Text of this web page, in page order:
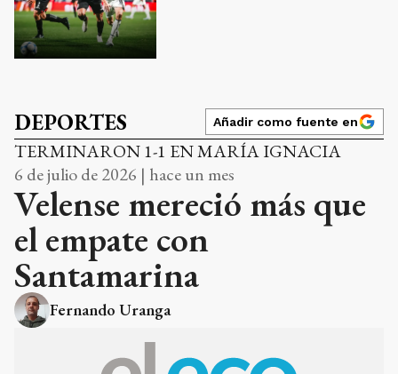
DEPORTES Añadir como fuente en
TERMINARON 1-1 EN MARÍA IGNACIA
6 de julio de 2026 | hace un mes
Velense mereció más que
el empate con
Santamarina
Fernando Uranga